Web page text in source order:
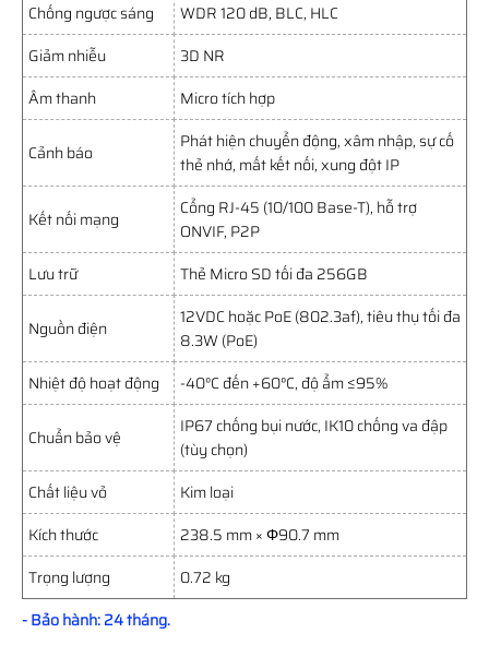
Chống ngược sáng
WDR 120 dB, BLC, HLC
Giảm nhiễu
3D NR
Âm thanh
Micro tích hợp
Cảnh báo
Phát hiện chuyển động, xâm nhập, sự cố
thẻ nhớ, mất kết nối, xung đột IP
Kết nối mạng
Cổng RJ-45 (10/100 Base-T), hỗ trợ
ONVIF, P2P
Lưu trữ
Thẻ Micro SD tối đa 256GB
Nguồn điện
12VDC hoặc PoE (802.3af), tiêu thụ tối đa
8.3W (PoE)
Nhiệt độ hoạt động
-40°C đến +60°C, độ ẩm ≤95%
Chuẩn bảo vệ
IP67 chống bụi nước, IK10 chống va đập
(tùy chọn)
Chất liệu vỏ
Kim loại
Kích thước
238.5 mm × Φ90.7 mm
Trọng lượng
0.72 kg
- Bảo hành: 24 tháng.